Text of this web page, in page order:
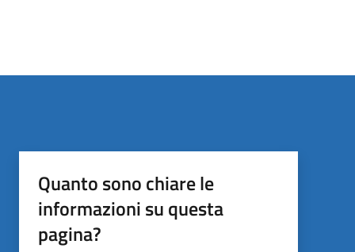
Quanto sono chiare le
informazioni su questa
pagina?